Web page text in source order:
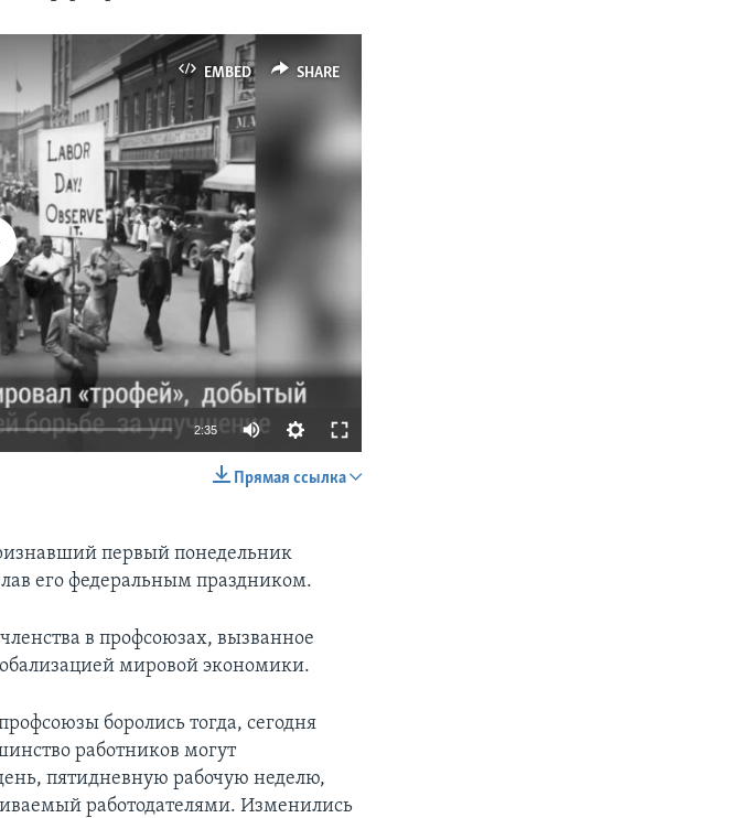
EMBED SHARE
available
2:35
Прямая ссылка
первый понедельник
его федеральным праздником.
в профсоюзах, вызванное
мировой экономики.
боролись тогда, сегодня
работников могут
пятидневную рабочую неделю,
работодателями. Изменились